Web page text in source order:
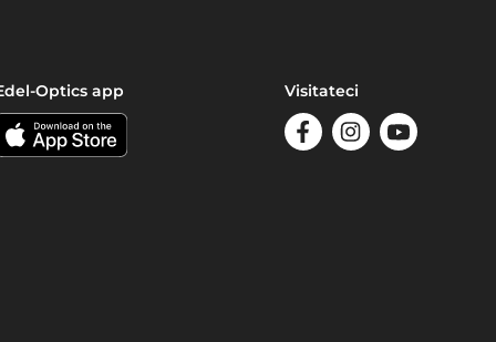
Optics app Visitateci